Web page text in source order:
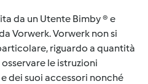
da un Utente Bimby ® e
Vorwerk. Vorwerk non si
riguardo a quantità
le istruzioni
dei suoi accessori nonché